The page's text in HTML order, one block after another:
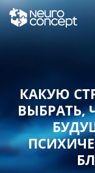
КАКУЮ
ВЫБРАТЬ,